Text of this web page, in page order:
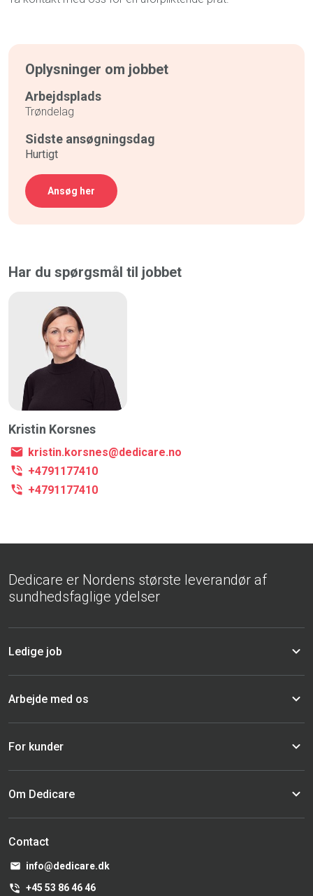
Oplysninger om jobbet
Arbejdsplads
Trøndelag
Sidste ansøgningsdag
Hurtigt
Ansøg her
Har du spørgsmål til jobbet
Kristin Korsnes
kristin.korsnes@dedicare.no
+4791177410
+4791177410
Dedicare er Nordens største leverandør af
sundhedsfaglige ydelser
Ledige job
Arbejde med os
For kunder
Om Dedicare
Contact
info@dedicare.dk
+45 53 86 46 46